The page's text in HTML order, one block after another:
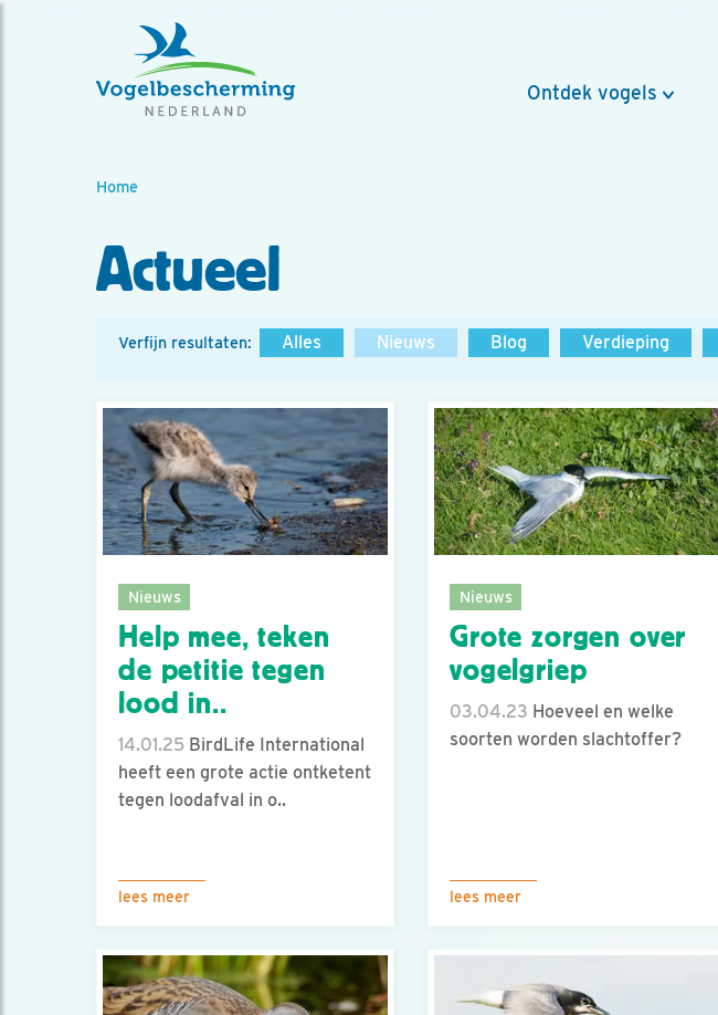
Ontdek vogels
Home
Actueel
Verfijn resultaten: Alles Nieuws Blog Verdieping
Nieuws
Help mee, teken
de petitie tegen
lood in..
14.01.25 BirdLife International
heeft een grote actie ontketent
tegen loodafval in o..
lees meer
Nieuws
Grote zorgen over
vogelgriep
03.04.23 Hoeveel en welke
soorten worden slachtoffer?
lees meer